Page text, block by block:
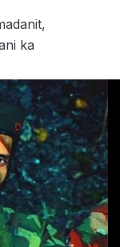
ka